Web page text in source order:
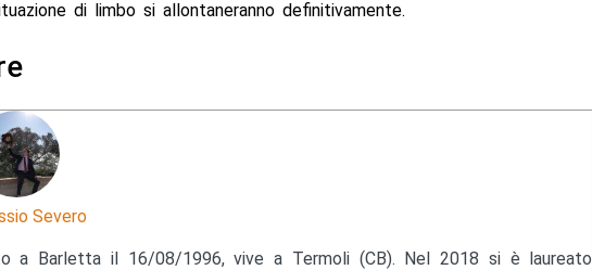
di limbo si allontaneranno definitivamente.
Severo
a Barletta il 16/08/1996, vive a Termoli (CB). Nel 2018 si è laureato